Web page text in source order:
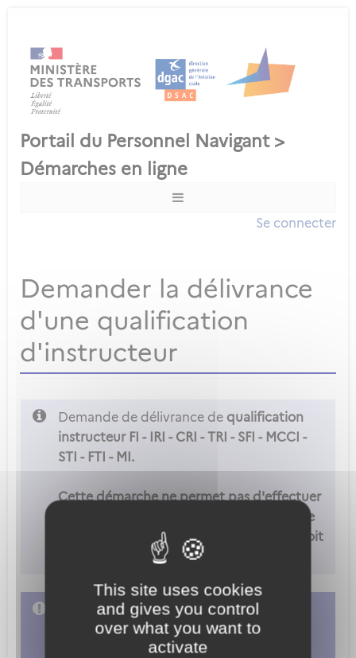
This site uses cookies
and gives you control
over what you want to
activate
Se connecter
Demander la délivrance
d'une qualification
d'instructeur
Demande de délivrance de qualification
instructeur FI - IRI - CRI - TRI - SFI - MCCI -
STI - FTI - MI.
Cette démarche ne permet pas d'effectuer
une d'instructeur FCL.900(c). Pour ce type
de demande, l'organisme de formation doit
adresser sa demande sur METEOR.
L'accès à cette démarche ne vous est pas
autorisé. Afin d'y avoir accès, vous devez
vous connecterouvous créer un compte